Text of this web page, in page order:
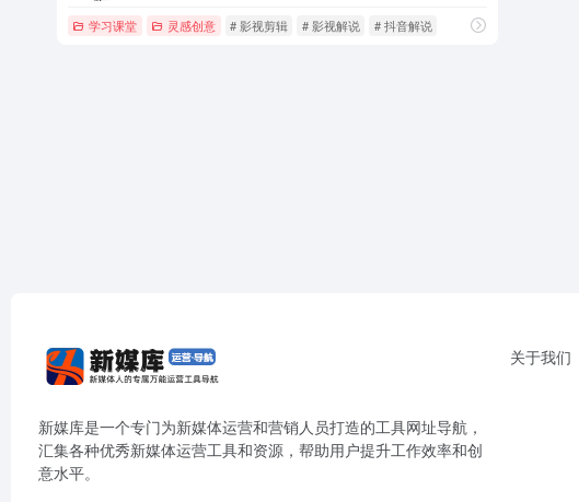
学习课堂 灵感创意 # 影视剪辑 # 影视解说 # 抖音解说
新媒库是一个专门为新媒体运营和营销人员打造的工具网址导航，
汇集各种优秀新媒体运营工具和资源，帮助用户提升工作效率和创
意水平。
关于我们